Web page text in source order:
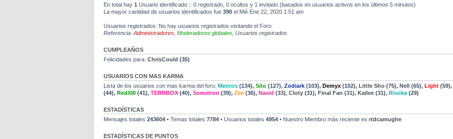
En total hay 1 Usuario identificado :: 0 registrado, 0 ocultos y 1 invitado (basados en usuarios activos en los últimos 5 minutos)
La mayor cantidad de usuarios identificados fue 390 el Mié Ene 22, 2020 1:51 am
Usuarios registrados: No hay usuarios registrados visitando el Foro
Referencia: Administradores Moderadores globales Usuarios registrados
CUMPLEAÑOS
Felicidades para: ChrisCould (35)
USUARIOS CON MAS KARMA
Lista de los usuarios con mas karma del foro: Mentos (134), Sito (127), Zodiark (103), Demyx (102), Little Sho (75), Nell (65), Light (59),
(44), RedXIII (41), TERRBOX (40), Sometron (39), Zee (36), Naxid (33), Cloty (31), Final Fan (31), Kailee (31), Risoka (29)
ESTADÍSTICAS
Mensajes totales 243604 • Temas totales 7784 • Usuarios totales 4954 • Nuestro Miembro más reciente es rtdcamughe
ESTADÍSTICAS DE PUNTOS